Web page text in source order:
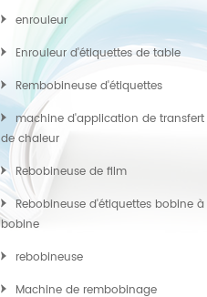
enrouleur
Enrouleur d'étiquettes de table
Rembobineuse d'étiquettes
machine d'application de transfert
de chaleur
Rebobineuse de film
Rebobineuse d'étiquettes bobine à
bobine
rebobineuse
Machine de rembobinage